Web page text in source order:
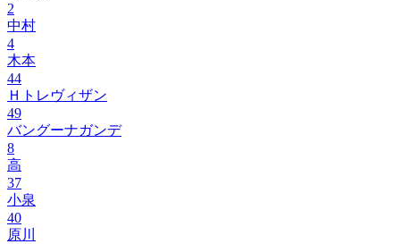
2
中村
4
木本
44
Ｈトレヴィザン
49
バングーナガンデ
8
高
37
小泉
40
原川